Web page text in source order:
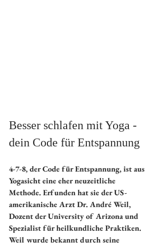
Besser schlafen mit Yoga -
dein Code für Entspannung
4-7-8, der Code für Entspannung, ist aus
Yogasicht eine eher neuzeitliche
Methode. Erfunden hat sie der US-
amerikanische Arzt Dr. André Weil,
Dozent der University of Arizona und
Spezialist für heilkundliche Praktiken.
Weil wurde bekannt durch seine